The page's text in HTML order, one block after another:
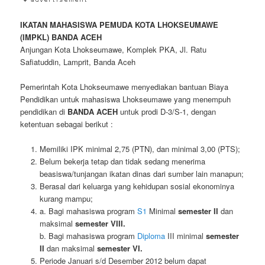
IKATAN MAHASISWA PEMUDA KOTA LHOKSEUMAWE
(IMPKL) BANDA ACEH
Anjungan Kota Lhokseumawe, Komplek PKA, Jl. Ratu
Safiatuddin, Lamprit, Banda Aceh
Pemerintah Kota Lhokseumawe menyediakan bantuan Biaya
Pendidikan untuk mahasiswa Lhokseumawe yang menempuh
pendidikan di BANDA ACEH untuk prodi D-3/S-1, dengan
ketentuan sebagai berikut :
Memiliki IPK minimal 2,75 (PTN), dan minimal 3,00 (PTS);
Belum bekerja tetap dan tidak sedang menerima
beasiswa/tunjangan ikatan dinas dari sumber lain manapun;
Berasal dari keluarga yang kehidupan sosial ekonominya
kurang mampu;
a. Bagi mahasiswa program S1 Minimal semester II dan
maksimal semester VIII.
b. Bagi mahasiswa program DiplomaIII minimal semester
II dan maksimal semester VI.
Periode Januari s/d Desember 2012 belum dapat